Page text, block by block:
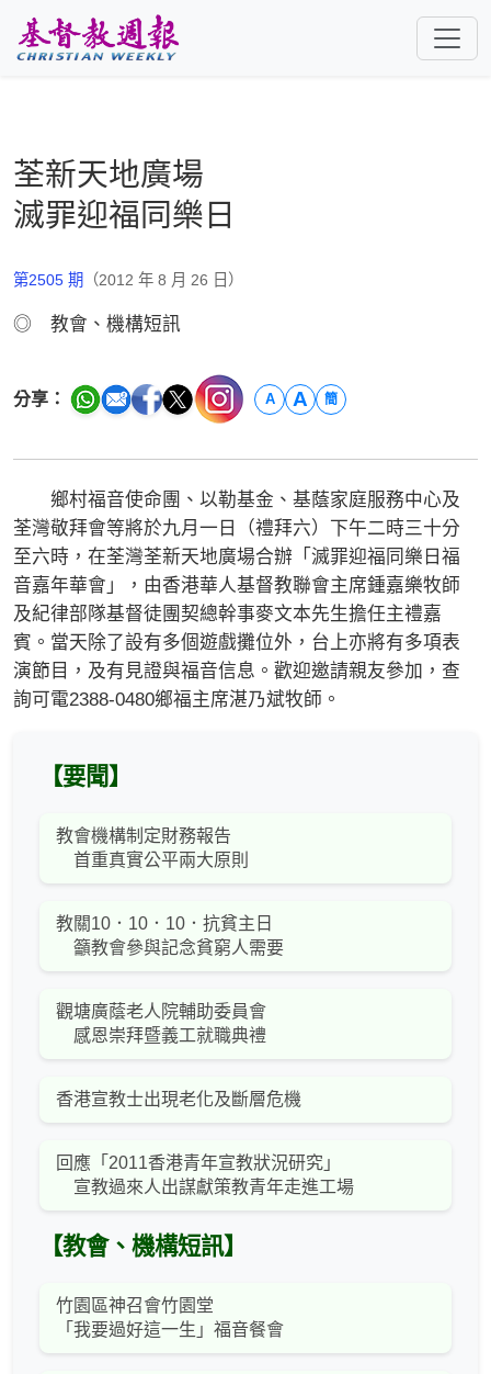
荃新天地廣場
滅罪迎福同樂日
第2505 期 （2012 年 8 月 26 日）
◎ 教會、機構短訊
分享： A A 簡
鄉村福音使命團、以勒基金、基蔭家庭服務中心及
荃灣敬拜會等將於九月一日（禮拜六）下午二時三十分
至六時，在荃灣荃新天地廣場合辦「滅罪迎福同樂日福
音嘉年華會」，由香港華人基督教聯會主席鍾嘉樂牧師
及紀律部隊基督徒團契總幹事麥文本先生擔任主禮嘉
賓。當天除了設有多個遊戲攤位外，台上亦將有多項表
演節目，及有見證與福音信息。歡迎邀請親友參加，查
詢可電2388-0480鄉福主席湛乃斌牧師。
【要聞】
教會機構制定財務報告
首重真實公平兩大原則
教關10．10．10．抗貧主日
籲教會參與記念貧窮人需要
觀塘廣蔭老人院輔助委員會
感恩崇拜暨義工就職典禮
香港宣教士出現老化及斷層危機
回應「2011香港青年宣教狀況研究」
宣教過來人出謀獻策教青年走進工場
【教會、機構短訊】
竹園區神召會竹園堂
「我要過好這一生」福音餐會